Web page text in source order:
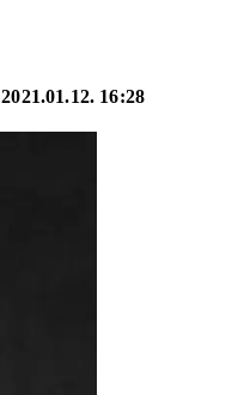
2021.01.12. 16:28